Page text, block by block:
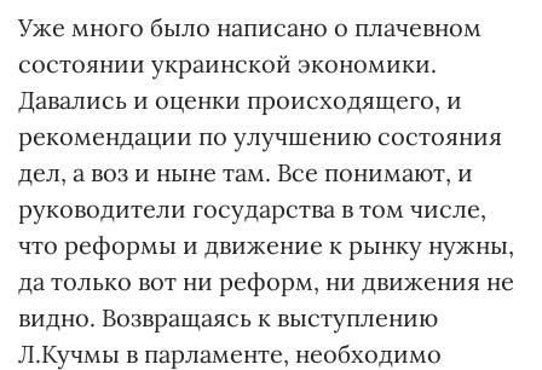
Уже много было написано о плачевном
состоянии украинской экономики.
Давались и оценки происходящего, и
рекомендации по улучшению состояния
дел, а воз и ныне там. Все понимают, и
руководители государства в том числе,
что реформы и движение к рынку нужны,
да только вот ни реформ, ни движения не
видно. Возвращаясь к выступлению
Л.Кучмы в парламенте, необходимо